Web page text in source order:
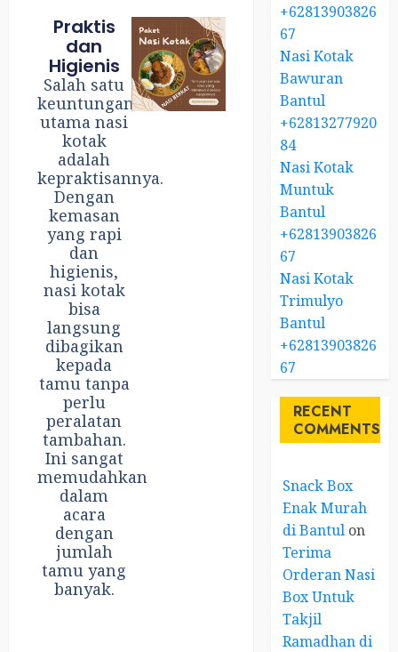
Praktis
dan
Higienis
Salah satu
keuntungan
utama nasi
kotak
adalah
kepraktisannya.
Dengan
kemasan
yang rapi
dan
higienis,
nasi kotak
bisa
langsung
dibagikan
kepada
tamu tanpa
perlu
peralatan
tambahan.
Ini sangat
memudahkan
dalam
acara
dengan
jumlah
tamu yang
banyak.
+62813903826
67
Nasi Kotak
Bawuran
Bantul
+62813277920
84
Nasi Kotak
Muntuk
Bantul
+62813903826
67
Nasi Kotak
Trimulyo
Bantul
+62813903826
67
RECENT
COMMENTS
Snack Box
Enak Murah
di Bantul on
Terima
Orderan Nasi
Box Untuk
Takjil
Ramadhan di